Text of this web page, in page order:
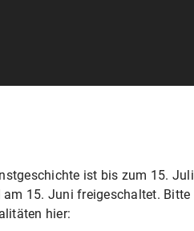
ist bis zum 15. Juli
15. Juni freigeschaltet. Bitte
hier: